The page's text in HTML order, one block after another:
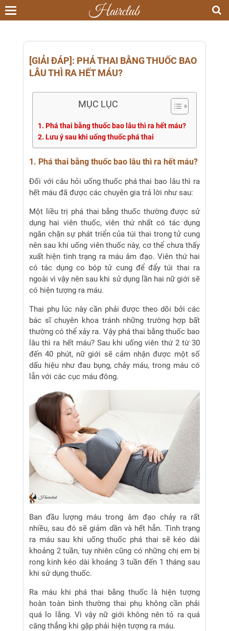
Toggle
navigation
[GIẢI ĐÁP]: PHÁ THAI BẰNG THUỐC BAO
LÂU THÌ RA HẾT MÁU?
MỤC LỤC
1. Phá thai bằng thuốc bao lâu thì ra hết máu?
2. Lưu ý sau khi uống thuốc phá thai
1. Phá thai bằng thuốc bao lâu thì ra hết máu?
Đối với câu hỏi uống thuốc phá thai bao lâu thì ra
hết máu đã được các chuyên gia trả lời như sau:
Một liều trị phá thai bằng thuốc thường được sử
dụng hai viên thuốc, viên thứ nhất có tác dụng
ngăn chặn sự phát triển của túi thai trong tử cung
nên sau khi uống viên thuốc này, cơ thể chưa thấy
xuất hiện tình trạng ra máu âm đạo. Viên thứ hai
có tác dụng co bóp tử cung để đẩy túi thai ra
ngoài vì vậy nên sau khi sử dụng lần hai nữ giới sẽ
có hiện tượng ra máu.
Thai phụ lúc này cần phải được theo dõi bởi các
bác sĩ chuyên khoa tránh những trường hợp bất
thường có thể xảy ra. Vậy phá thai bằng thuốc bao
lâu thì ra hết máu? Sau khi uống viên thứ 2 từ 30
đến 40 phút, nữ giới sẽ cảm nhận được một số
dấu hiệu như đau bụng, chảy máu, trong máu có
lẫn với các cục máu đông.
Ban đầu lượng máu trong âm đạo chảy ra rất
nhiều, sau đó sẽ giảm dần và hết hẳn. Tình trạng
ra máu sau khi uống thuốc phá thai sẽ kéo dài
khoảng 2 tuần, tuy nhiên cũng có những chị em bị
rong kinh kéo dài khoảng 3 tuần đến 1 tháng sau
khi sử dụng thuốc.
Ra máu khi phá thai bằng thuốc là hiện tượng
hoàn toàn bình thường thai phụ không cần phải
quá lo lắng. Vì vậy nữ giới không nên tỏ ra quá
căng thẳng khi gặp phải hiện tượng ra máu.